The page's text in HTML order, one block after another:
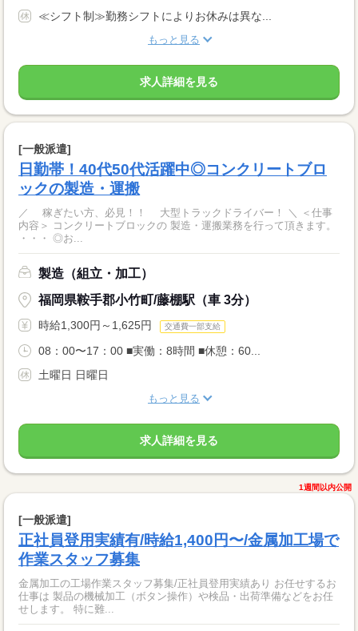
≪シフト制≫勤務シフトによりお休みは異な...
もっと見る
求人詳細を見る
[一般派遣]
日勤帯！40代50代活躍中◎コンクリートブロ
ックの製造・運搬
／ 稼ぎたい方、必見！！ 大型トラックドライバー！ ＼ ＜仕事
内容＞ コンクリートブロックの 製造・運搬業務を行って頂きます。
・・・ ◎お...
製造（組立・加工）
福岡県鞍手郡小竹町/藤棚駅（車 3分）
時給1,300円～1,625円 交通費一部支給
08：00〜17：00 ■実働：8時間 ■休憩：60...
土曜日 日曜日
もっと見る
求人詳細を見る
1週間以内公開
[一般派遣]
正社員登用実績有/時給1,400円〜/金属加工場で
作業スタッフ募集
金属加工の工場作業スタッフ募集/正社員登用実績あり お任せするお
仕事は 製品の機械加工（ボタン操作）や検品・出荷準備などをお任
せします。 特に難...